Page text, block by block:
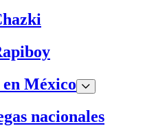
México
nacionales